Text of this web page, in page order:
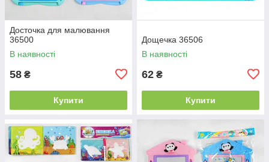
Досточка для малювання
36500
В наявності
58 ₴
Купити
Дощечка 36506
В наявності
62 ₴
Купити